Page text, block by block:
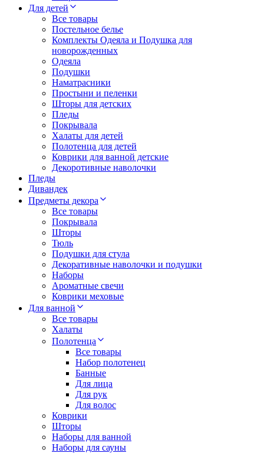
Для детей
Все товары
Постельное белье
Комплекты Одеяла и Подушка для
новорожденных
Одеяла
Подушки
Наматрасники
Простыни и пеленки
Шторы для детских
Пледы
Покрывала
Халаты для детей
Полотенца для детей
Коврики для ванной детские
Декоротивные наволочки
Пледы
Дивандек
Предметы декора
Все товары
Покрывала
Шторы
Тюль
Подушки для стула
Декоративные наволочки и подушки
Наборы
Ароматные свечи
Коврики меховые
Для ванной
Все товары
Халаты
Полотенца
Все товары
Набор полотенец
Банные
Для лица
Для рук
Для волос
Коврики
Шторы
Наборы для ванной
Наборы для сауны